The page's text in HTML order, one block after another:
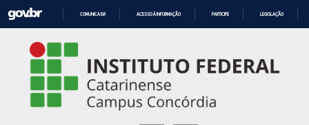
CONTEÚDO
COMUNICA BR ACESSO À INFORMAÇÃO PARTICIPE LEGISLAÇÃO